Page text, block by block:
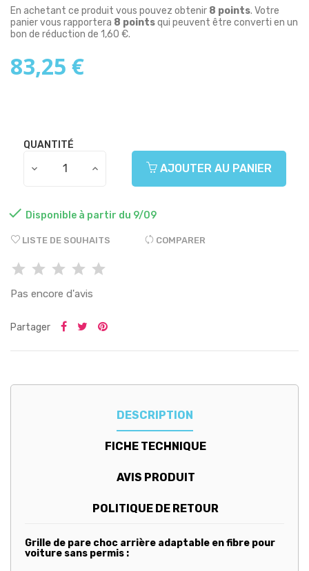
En achetant ce produit vous pouvez obtenir 8 points. Votre
panier vous rapportera 8 pointsqui peuvent être converti en un
bon de réduction de 1,60 €.
83,25 €
QUANTITÉ
AJOUTER AU PANIER
 Disponible à partir du 9/09
LISTE DE SOUHAITS COMPARER
Pas encore d'avis
Partager
DESCRIPTION
FICHE TECHNIQUE
AVIS PRODUIT
POLITIQUE DE RETOUR
Grille de pare choc arrière adaptable en fibre pour
voiture sans permis :